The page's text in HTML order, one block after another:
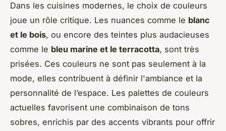
Dans les cuisines modernes, le choix de couleurs
joue un rôle critique. Les nuances comme le blanc
et le bois, ou encore des teintes plus audacieuses
comme le bleu marine et le terracotta, sont très
prisées. Ces couleurs ne sont pas seulement à la
mode, elles contribuent à définir l'ambiance et la
personnalité de l’espace. Les palettes de couleurs
actuelles favorisent une combinaison de tons
sobres, enrichis par des accents vibrants pour offrir